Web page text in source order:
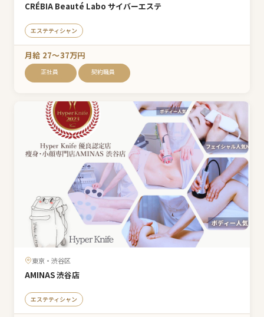
CRÉBIA Beauté Labo サイバーエステ
エステティシャン
月給 27〜37万円
正社員 契約職員
東京・渋谷区
AMINAS 渋谷店
エステティシャン